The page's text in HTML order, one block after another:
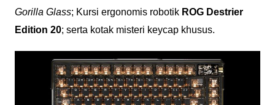
Gorilla Glass; Kursi ergonomis robotik ROG Destrier
Edition 20; serta kotak misteri keycap khusus.